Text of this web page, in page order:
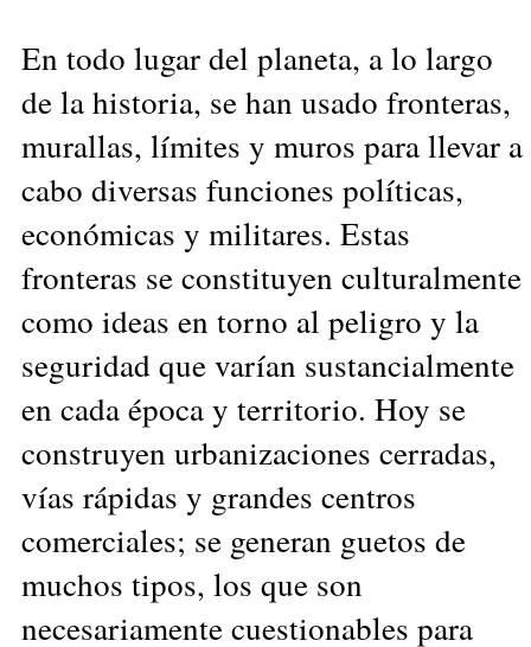
En todo lugar del planeta, a lo largo
de la historia, se han usado fronteras,
murallas, límites y muros para llevar a
cabo diversas funciones políticas,
económicas y militares. Estas
fronteras se constituyen culturalmente
como ideas en torno al peligro y la
seguridad que varían sustancialmente
en cada época y territorio. Hoy se
construyen urbanizaciones cerradas,
vías rápidas y grandes centros
comerciales; se generan guetos de
muchos tipos, los que son
necesariamente cuestionables para